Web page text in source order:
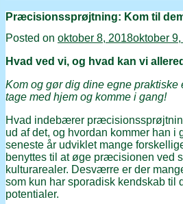
Præcisionssprøjtning: Kom til
Posted on oktober 8, 2018oktober
Hvad ved vi, og hvad kan vi
Kom og gør dig dine egne praktiske
tage med hjem og komme i gang!
Hvad indebærer
ud af det, og hvordan kommer han i
seneste år udviklet mange
benyttes til at øge præcisionen ved
kulturarealer. Desværre er der
som kun har sporadisk kendskab til
potentialer.